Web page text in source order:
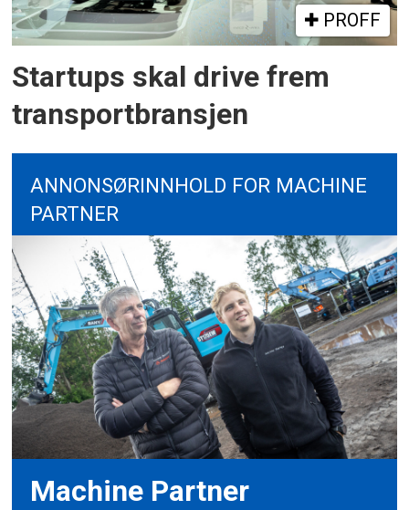
PROFF
Startups skal drive frem
transportbransjen
ANNONSØRINNHOLD FOR MACHINE
PARTNER
Machine Partner